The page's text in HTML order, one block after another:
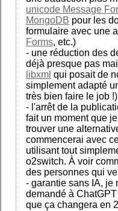
unicode Message
MongoDB pour les
formulaire avec une
Forms, etc.)
- une réduction des
déjà presque pas
libxml qui posait de
simplement adapté
très bien faire le job !)
- l'arrêt de la
fait un moment que
trouver une
commencerai avec
utilisant tout
o2switch. À voir
des personnes qui
- garantie sans IA, je
demandé à
que ça changera en